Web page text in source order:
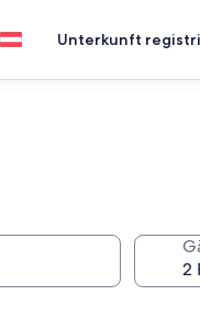
Unterkunft